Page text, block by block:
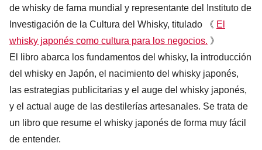
de whisky de fama mundial y representante del Instituto de
Investigación de la Cultura del Whisky, titulado 《 El
whisky japonés como cultura para los negocios. 》
El libro abarca los fundamentos del whisky, la introducción
del whisky en Japón, el nacimiento del whisky japonés,
las estrategias publicitarias y el auge del whisky japonés,
y el actual auge de las destilerías artesanales. Se trata de
un libro que resume el whisky japonés de forma muy fácil
de entender.